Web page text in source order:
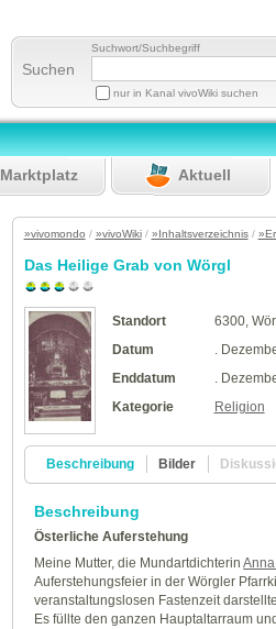
Suchen
Suchwort/Suchbegriff
nur in Kanal vivoWiki suchen
Marktplatz Aktuell
»vivomondo / »vivoWiki/ »Inhaltsverzeichnis/
Das Heilige Grab von Wörgl
Standort
6300,
Datum
.
Enddatum
.
Kategorie
Religion
Beschreibung Bilder
Beschreibung
Österliche Auferstehung
Meine Mutter, die Mundartdichterin
Auferstehungsfeier in der Wörgler
veranstaltungslosen Fastenzeit
Es füllte den ganzen Hauptaltarraum